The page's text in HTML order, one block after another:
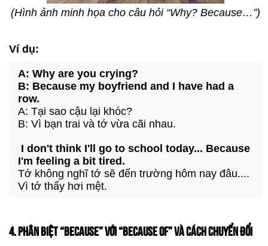
(Hình ảnh minh họa cho câu hỏi “Why? Because…”)
Ví dụ:
A: Why are you crying?
B: Because my boyfriend and I have had a
row.
A: Tại sao cậu lại khóc?
B: Vì bạn trai và tớ vừa cãi nhau.
I don't think I'll go to school today... Because
I'm feeling a bit tired.
Tớ không nghĩ tớ sẽ đến trường hôm nay đâu....
Vì tớ thấy hơi mệt.
4. PHÂN BIỆT “BECAUSE” VỚI “BECAUSE OF” VÀ CÁCH CHUYỂN ĐỔI